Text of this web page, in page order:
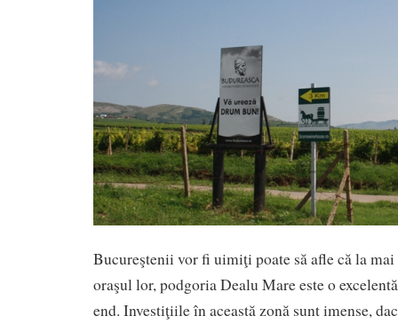
Bucureştenii vor fi uimiţi poate să afle că la
oraşul lor, podgoria Dealu Mare este o
end. Investiţiile în această zonă sunt imense,